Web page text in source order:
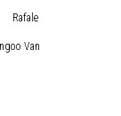
Rafale
Van